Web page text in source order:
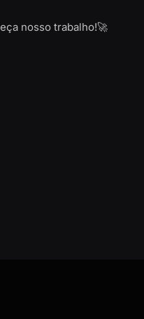
nosso trabalho!🚀